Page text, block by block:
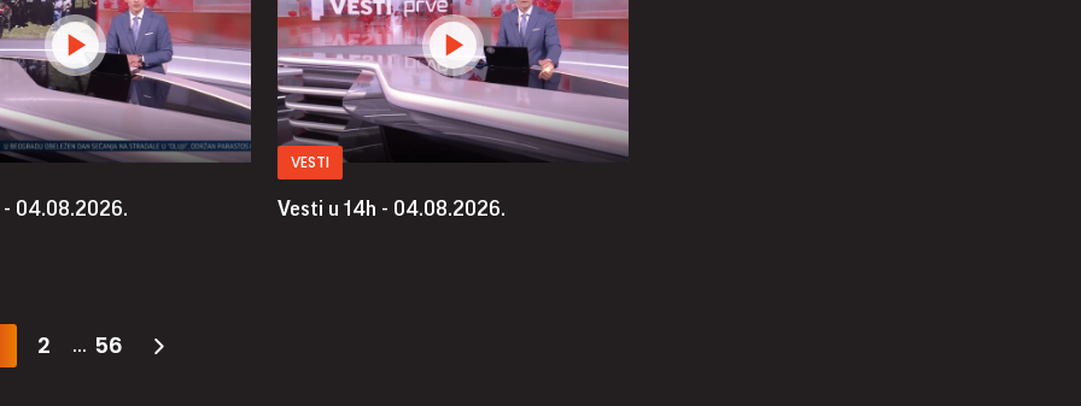
- 04.08.2026.
VESTI
Vesti u 14h - 04.08.2026.
2 ... 56